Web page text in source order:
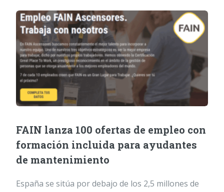
FAIN lanza 100 ofertas de empleo con
formación incluida para ayudantes
de mantenimiento
España se sitúa por debajo de los 2,5 millones de